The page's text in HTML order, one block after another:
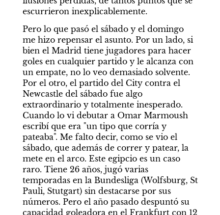
escurrieron inexplicablemente.
Pero lo que pasó el sábado y el domingo
me hizo repensar el asunto. Por un lado, si
bien el Madrid tiene jugadores para hacer
goles en cualquier partido y le alcanza con
un empate, no lo veo demasiado solvente.
Por el otro, el partido del City contra el
Newcastle del sábado fue algo
extraordinario y totalmente inesperado.
Cuando lo vi debutar a Omar Marmoush
escribí que era "un tipo que corría y
pateaba". Me falto decir, como se vio el
sábado, que además de correr y patear, la
mete en el arco. Este egipcio es un caso
raro. Tiene 26 años, jugó varias
temporadas en la Bundesliga (Wolfsburg, St
Pauli, Stutgart) sin destacarse por sus
números. Pero el año pasado despuntó su
capacidad goleadora en el Frankfurt con 12